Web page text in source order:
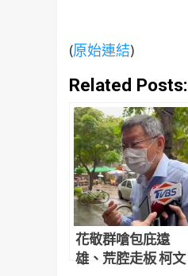
(原始連結)
Related Posts:
花敬群嗆包庇遠
雄、荒腔走板 柯文